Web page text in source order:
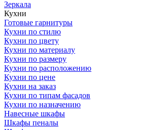
Зеркала
Кухни
Готовые гарнитуры
Кухни по стилю
Кухни по цвету
Кухни по материалу
Кухни по размеру
Кухни по расположению
Кухни по цене
Кухни на заказ
Кухни по типам фасадов
Кухни по назначению
Навесные шкафы
Шкафы пеналы